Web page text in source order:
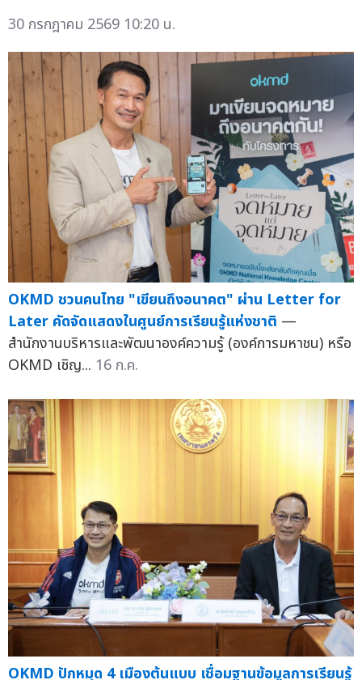
30 กรกฎาคม 2569 10:20 น.
OKMD ชวนคนไทย "เขียนถึงอนาคต" ผ่าน Letter for
Later คัดจัดแสดงในศูนย์การเรียนรู้แห่งชาติ —
สำนักงานบริหารและพัฒนาองค์ความรู้ (องค์การมหาชน) หรือ
OKMD เชิญ... 16 ก.ค.
OKMD ปักหมุด 4 เมืองต้นแบบ เชื่อมฐานข้อมูลการเรียนรู้